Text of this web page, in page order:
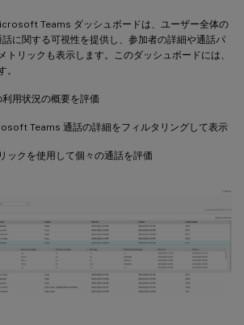
Teams ダッシュボードは、ユーザー全体の
に関する可視性を提供し、参加者の詳細や通話パ
トリックも表示します。このダッシュボードには、
。
用状況の概要を評価
Teams 通話の詳細をフィルタリングして表示
ックを使用して個々の通話を評価